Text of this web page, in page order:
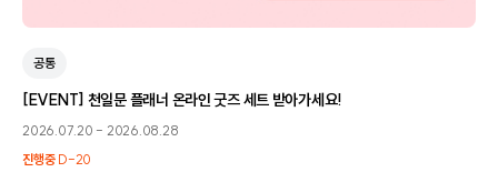
공통
[EVENT] 천일문 플래너 온라인 굿즈 세트 받아가세요!
2026.07.20 - 2026.08.28
진행중 D-20